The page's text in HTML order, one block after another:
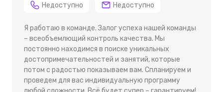
Недоступно Недоступно
Я работаю в команде. Залог успеха нашей команды
– всеобъемлющий контроль качества. Мы
постоянно находимся в поиске уникальных
достопримечательностей и занятий, которые
потом с радостью показываем вам. Спланируем и
проведем для вас индивидуальную программу